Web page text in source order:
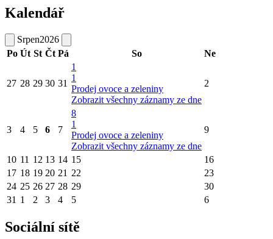
Kalendář
Srpen2026
Po Út St Čt Pá So Ne
27 28 29 30 31
1
1
Prodej ovoce a zeleniny
Zobrazit všechny záznamy ze dne
2
3 4 5 6 7
8
1
Prodej ovoce a zeleniny
Zobrazit všechny záznamy ze dne
9
10 11 12 13 14 15
16
17 18 19 20 21 22
23
24 25 26 27 28 29
30
31 1 2 3 4 5 6
Sociální sítě